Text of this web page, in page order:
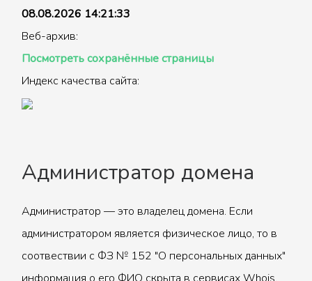
08.08.2026 14:21:33
Веб-архив:
Посмотреть сохранённые страницы
Индекс качества сайта:
Администратор домена
Администратор — это владелец домена. Если
администратором является физическое лицо, то в
соотвествии с ФЗ № 152 "О персональных данных"